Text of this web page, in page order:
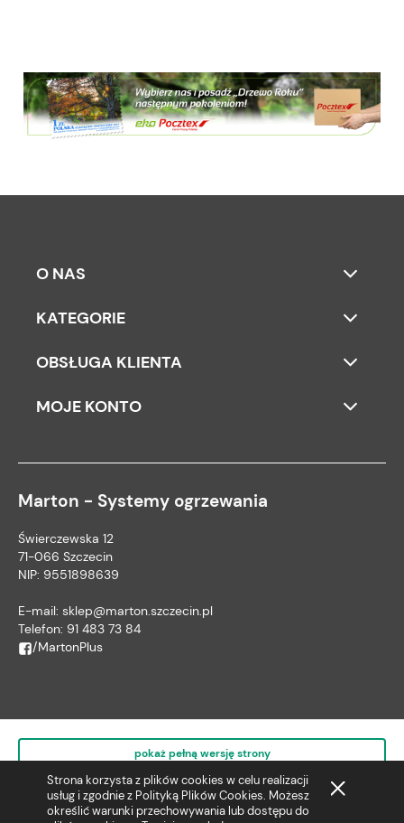
Strona korzysta z plików cookies w celu realizacji
usług i zgodnie z Polityką Plików Cookies. Możesz
określić warunki przechowywania lub dostępu do
O NAS
KATEGORIE
OBSŁUGA KLIENTA
MOJE KONTO
Marton - Systemy ogrzewania
Świerczewska 12
71-066 Szczecin
NIP: 9551898639
E-mail: sklep@marton.szczecin.pl
Telefon: 91 483 73 84
/MartonPlus
pokaż pełną wersję strony
Sklep internetowy Shoper.pl